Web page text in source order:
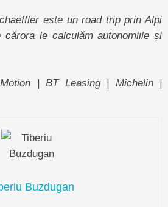
este un road trip prin Alpi
le calculăm autonomiile și
| BT Leasing | Michelin |
Buzdugan